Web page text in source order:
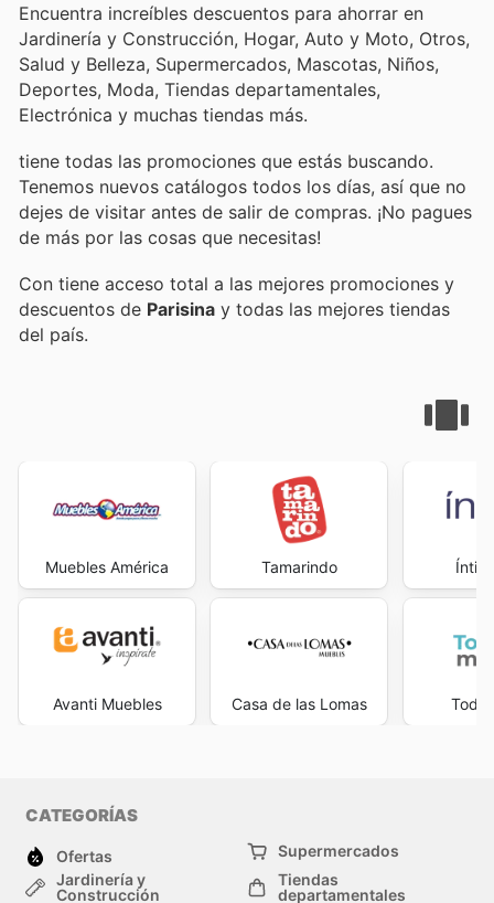
Encuentra increíbles descuentos para ahorrar en
Jardinería y Construcción, Hogar, Auto y Moto, Otros,
Salud y Belleza, Supermercados, Mascotas, Niños,
Deportes, Moda, Tiendas departamentales,
Electrónica y muchas tiendas más.
tiene todas las promociones que estás buscando.
Tenemos nuevos catálogos todos los días, así que no
dejes de visitar antes de salir de compras. ¡No pagues
de más por las cosas que necesitas!
Con tiene acceso total a las mejores promociones y
descuentos de Parisina y todas las mejores tiendas
del país.
Muebles América
Avanti Muebles
Tamarindo
Casa de las Lomas Todo
CATEGORÍAS
Ofertas
Supermercados
Jardinería y
Construcción
Tiendas
departamentales